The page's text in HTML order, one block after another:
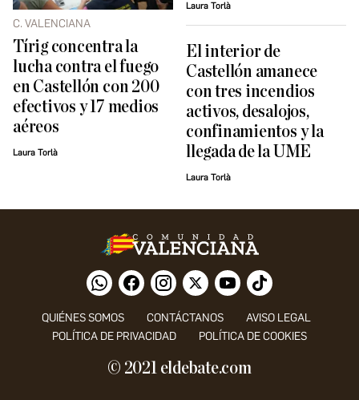
C. VALENCIANA
Tírig concentra la
lucha contra el fuego
en Castellón con 200
efectivos y 17 medios
aéreos
Laura Torlà
Laura Torlà
El interior de
Castellón amanece
con tres incendios
activos, desalojos,
confinamientos y la
llegada de la UME
Laura Torlà
QUIÉNES SOMOS CONTÁCTANOS
AVISO LEGAL
POLÍTICA DE PRIVACIDAD
POLÍTICA DE COOKIES
© 2021 eldebate.com